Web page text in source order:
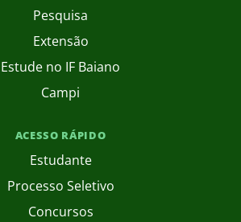
Pesquisa
Extensão
Estude no IF Baiano
Campi
ACESSO RÁPIDO
Estudante
Processo Seletivo
Concursos